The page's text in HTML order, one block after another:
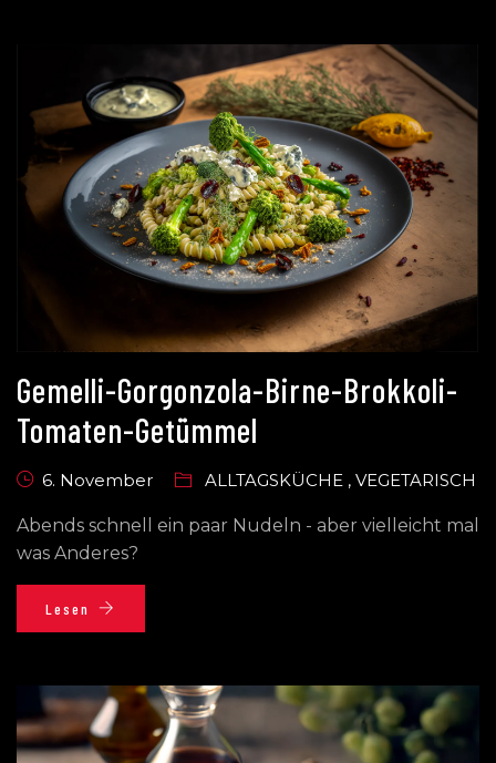
Gemelli-Gorgonzola-Birne-Brokkoli-
Tomaten-Getümmel
6. November ALLTAGSKÜCHE , VEGETARISCH
Abends schnell ein paar Nudeln - aber vielleicht mal
was Anderes?
Lesen